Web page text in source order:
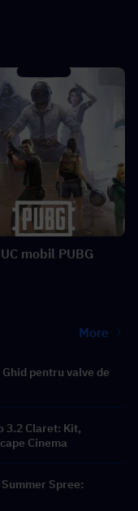
mobil PUBG
More
pentru valve de
3.2 Claret: Kit,
Cinema
Spree: